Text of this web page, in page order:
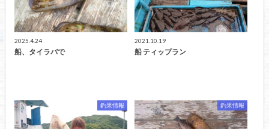
2025.4.24
船、タイラバで
2021.10.19
船 ティップラン
釣果情報 釣果情報